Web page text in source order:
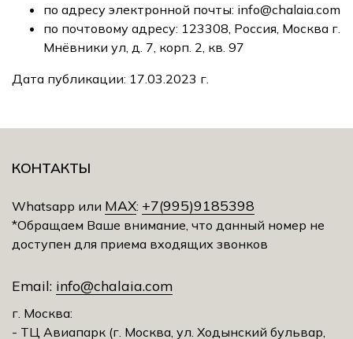
по адресу электронной почты: info@chalaia.com
по почтовому адресу: 123308, Россия, Москва г.
Мнёвники ул, д. 7, корп. 2, кв. 97
Дата публикации: 17.03.2023 г.
КОНТАКТЫ
Whatsapp или MAX: +7(995)9185398
*Обращаем Ваше внимание, что данный номер не
доступен для приема входящих звонков
Email: info@chalaia.com
г. Москва:
- ТЦ Авиапарк (г. Москва, ул. Ходынский бульвар,